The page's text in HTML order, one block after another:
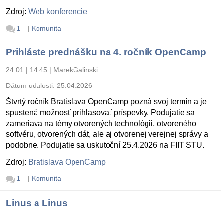
Zdroj: Web konferencie
1 | Komunita
Prihláste prednášku na 4. ročník OpenCamp
24.01 | 14:45 | MarekGalinski
Dátum udalosti: 25.04.2026
Štvrtý ročník Bratislava OpenCamp pozná svoj termín a je
spustená možnosť prihlasovať príspevky. Podujatie sa
zameriava na témy otvorených technológii, otvoreného
softvéru, otvorených dát, ale aj otvorenej verejnej správy a
podobne. Podujatie sa uskutoční 25.4.2026 na FIIT STU.
Zdroj: Bratislava OpenCamp
1 | Komunita
Linus a Linus